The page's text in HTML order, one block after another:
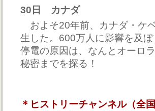
30日 カナダ
およそ20年前、カナダ・ケ
生した。600万人に影響を及
停電の原因は、なんとオーロ
秘密までを探る！
＊ヒストリーチャンネル（全